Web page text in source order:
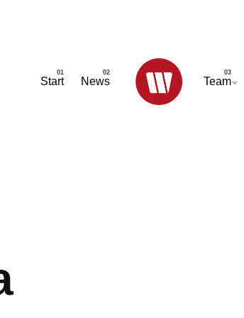
Start News Team